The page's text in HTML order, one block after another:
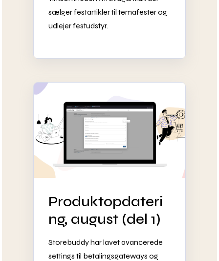
sælger festartikler til temafester og
udlejer festudstyr.
Produktopdateri
ng, august (del 1)
Storebuddy har lavet avancerede
settings til betalingsgateways og